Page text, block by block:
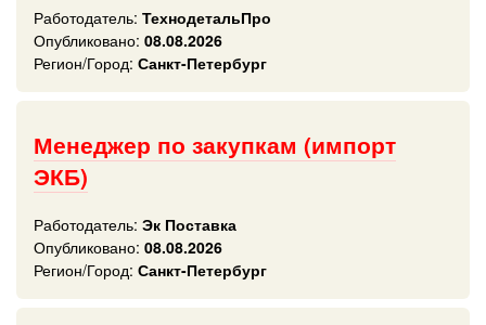
Работодатель: ТехнодетальПро
Опубликовано: 08.08.2026
Регион/Город: Санкт-Петербург
Менеджер по закупкам (импорт
ЭКБ)
Работодатель: Эк Поставка
Опубликовано: 08.08.2026
Регион/Город: Санкт-Петербург